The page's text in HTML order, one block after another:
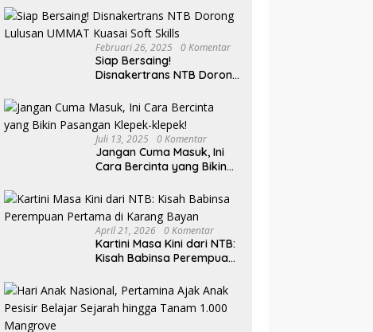
Pulang Kampung
Februari 26, 2025 0 Komentar
Siap Bersaing!
Disnakertrans NTB Dorong
Soft Skills
Juli 13, 2025 0 Komentar
Jangan Cuma Masuk, Ini
Cara Bercinta yang Bikin
April 21, 2026 0 Komentar
Kartini Masa Kini dari NTB:
Kisah Babinsa Perempuan